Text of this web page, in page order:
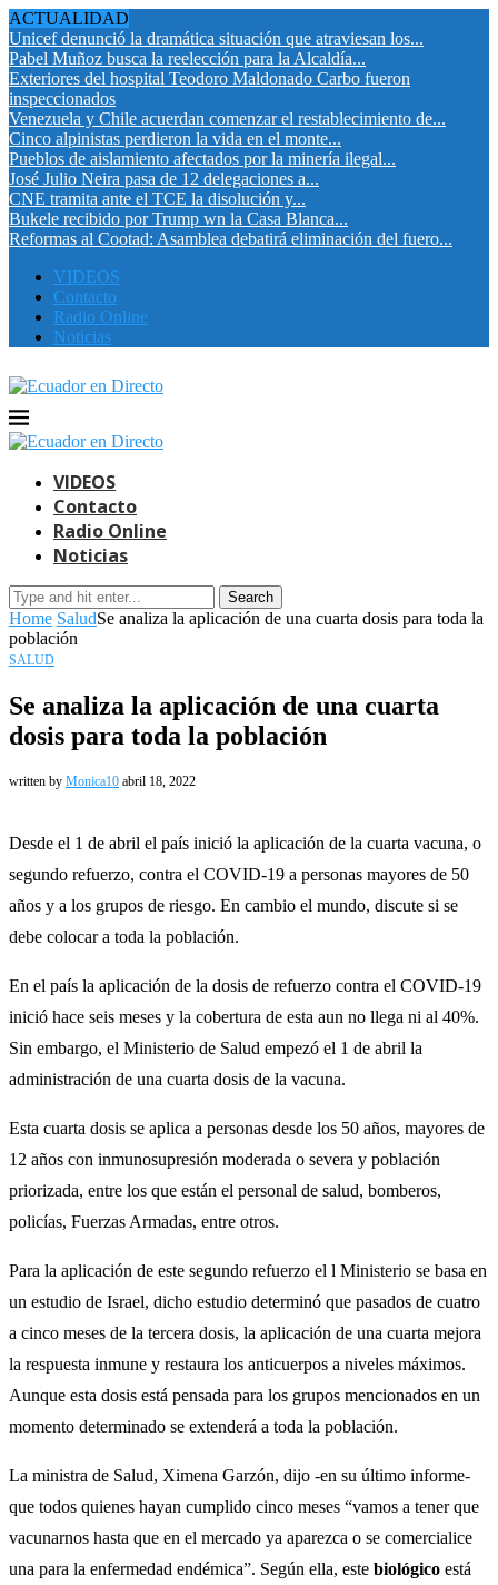
ACTUALIDAD
Unicef denunció la dramática situación que atraviesan los...
Pabel Muñoz busca la reelección para la Alcaldía...
Exteriores del hospital Teodoro Maldonado Carbo fueron
inspeccionados
Venezuela y Chile acuerdan comenzar el restablecimiento de...
Cinco alpinistas perdieron la vida en el monte...
Pueblos de aislamiento afectados por la minería ilegal...
José Julio Neira pasa de 12 delegaciones a...
CNE tramita ante el TCE la disolución y...
Bukele recibido por Trump wn la Casa Blanca...
Reformas al Cootad: Asamblea debatirá eliminación del fuero...
VIDEOS
Contacto
Radio Online
Noticias
VIDEOS
Contacto
Radio Online
Noticias
Search
Home SaludSe analiza la aplicación de una cuarta dosis para toda la
población
SALUD
Se analiza la aplicación de una cuarta
dosis para toda la población
written by Monica10 abril 18, 2022
Desde el 1 de abril el país inició la aplicación de la cuarta vacuna, o
segundo refuerzo, contra el COVID-19 a personas mayores de 50
años y a los grupos de riesgo. En cambio el mundo, discute si se
debe colocar a toda la población.
En el país la aplicación de la dosis de refuerzo contra el COVID-19
inició hace seis meses y la cobertura de esta aun no llega ni al 40%.
Sin embargo, el Ministerio de Salud empezó el 1 de abril la
administración de una cuarta dosis de la vacuna.
Esta cuarta dosis se aplica a personas desde los 50 años, mayores de
12 años con inmunosupresión moderada o severa y población
priorizada, entre los que están el personal de salud, bomberos,
policías, Fuerzas Armadas, entre otros.
Para la aplicación de este segundo refuerzo el l Ministerio se basa en
un estudio de Israel, dicho estudio determinó que pasados de cuatro
a cinco meses de la tercera dosis, la aplicación de una cuarta mejora
la respuesta inmune y restaura los anticuerpos a niveles máximos.
Aunque esta dosis está pensada para los grupos mencionados en un
momento determinado se extenderá a toda la población.
La ministra de Salud, Ximena Garzón, dijo -en su último informe-
que todos quienes hayan cumplido cinco meses “vamos a tener que
vacunarnos hasta que en el mercado ya aparezca o se comercialice
una para la enfermedad endémica”. Según ella, este biológico está